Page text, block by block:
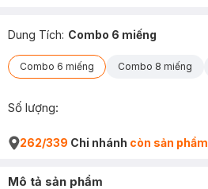
Dung Tích: Combo 6 miếng
Combo 6 miếng Combo 8 miếng
Số lượng:
262/339 Chi nhánh còn sản phẩm
Mô tả sản phẩm